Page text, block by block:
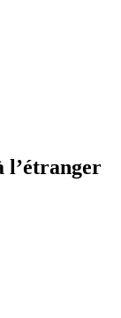
l’étranger